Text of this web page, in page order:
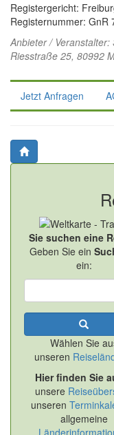
Registergericht:
Registernummer: GnR
Anbieter / Veranstalter:
Riesstraße 25, 80992
Jetzt Anfragen
Sie suchen eine
Geben Sie ein
ein:
Wählen Sie
unseren
Hier finden Sie
unsere
unseren
allgemeine